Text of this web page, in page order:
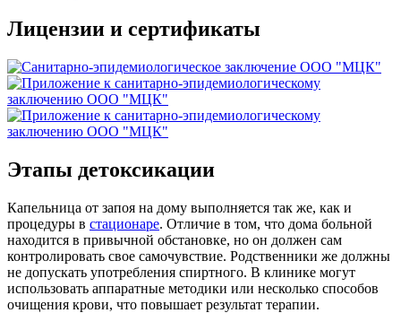
Лицензии и сертификаты
Этапы детоксикации
Капельница от запоя на дому выполняется так же, как и
процедуры в стационаре. Отличие в том, что дома больной
находится в привычной обстановке, но он должен сам
контролировать свое самочувствие. Родственники же должны
не допускать употребления спиртного. В клинике могут
использовать аппаратные методики или несколько способов
очищения крови, что повышает результат терапии.